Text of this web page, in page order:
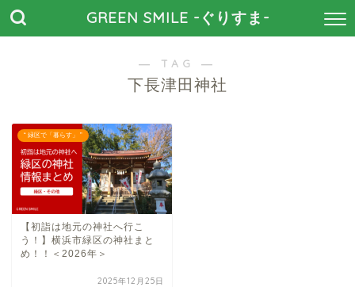
GREEN SMILE -ぐりすま-
― TAG ―
下長津田神社
“ 緑区で「暮らす」 ”
【初詣は地元の神社へ行こ
う！】横浜市緑区の神社まと
め！！＜2026年＞
2025年12月25日